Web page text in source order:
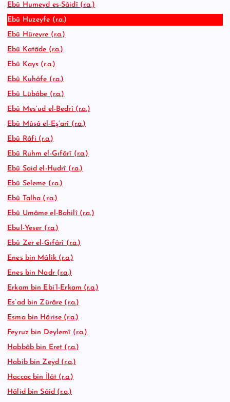
Ebû Humeyd es-Sâidî (r.a.)
Ebû Huzeyfe (r.a.)
Ebû Hüreyre (r.a.)
Ebû Katâde (r.a.)
Ebû Kays (r.a.)
Ebû Kuhâfe (r.a.)
Ebû Lübâbe (r.a.)
Ebû Mes’ud el-Bedrî (r.a.)
Ebû Mûsâ el-Eş’arî (r.a.)
Ebû Râfi (r.a.)
Ebû Ruhm el-Gıfârî (r.a.)
Ebû Said el-Hudrî (r.a.)
Ebû Seleme (r.a.)
Ebû Talha (r.a.)
Ebû Umâme el-Bahilî (r.a.)
Ebul-Yeser (r.a.)
Ebû Zer el-Gıfârî (r.a.)
Enes bin Mâlik (r.a.)
Enes bin Nadr (r.a.)
Erkam bin Ebi’l-Erkam (r.a.)
Es’ad bin Zürâre (r.a.)
Esma bin Hârise (r.a.)
Feyruz bin Deylemî (r.a.)
Habbâb bin Eret (r.a.)
Habib bin Zeyd (r.a.)
Haccac bin İlât (r.a.)
Hâlid bin Sâid (r.a.)